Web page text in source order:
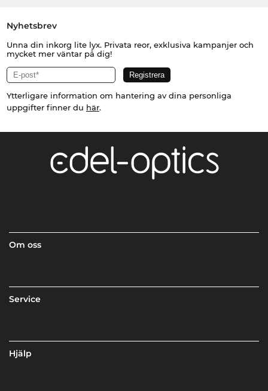
Nyhetsbrev
Unna din inkorg lite lyx. Privata reor, exklusiva kampanjer och
mycket mer väntar på dig!
Ytterligare information om hantering av dina personliga
uppgifter finner du här.
Om oss
Service
Hjälp